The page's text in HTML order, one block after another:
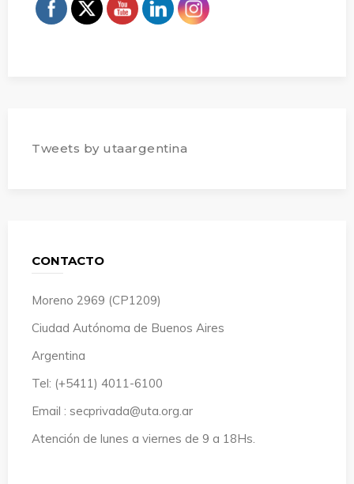
Tweets by utaargentina
CONTACTO
Moreno 2969 (CP1209)
Ciudad Autónoma de Buenos Aires
Argentina
Tel: (+5411) 4011-6100
Email : secprivada@uta.org.ar
Atención de lunes a viernes de 9 a 18Hs.